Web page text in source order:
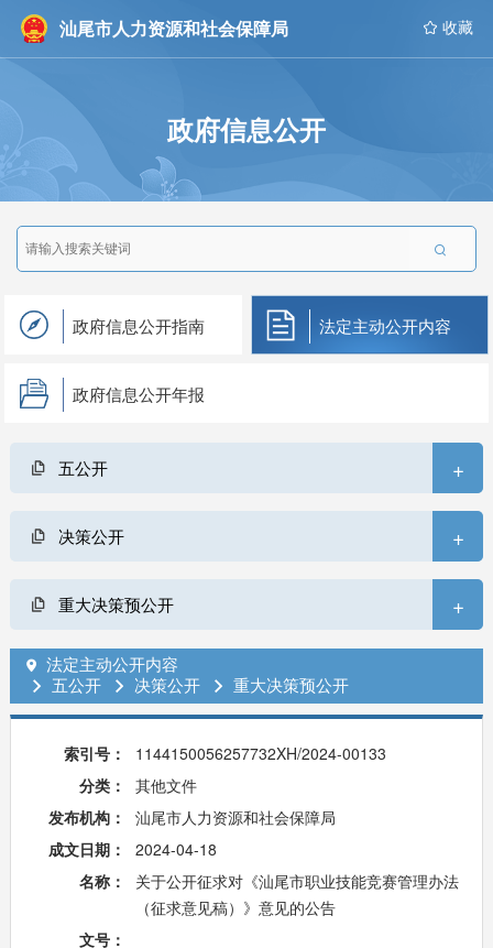
汕尾市人力资源和社会保障局  收藏
政府信息公开

政府信息公开指南 法定主动公开内容
政府信息公开年报
五公开 +
决策公开 +
重大决策预公开 +
 法定主动公开内容
 五公开  决策公开  重大决策预公开
索引号：
1144150056257732XH/2024-00133
分类：
其他文件
发布机构：
汕尾市人力资源和社会保障局
成文日期：
2024-04-18
名称：
关于公开征求对《汕尾市职业技能竞赛管理办法
（征求意见稿）》意见的公告
文号：